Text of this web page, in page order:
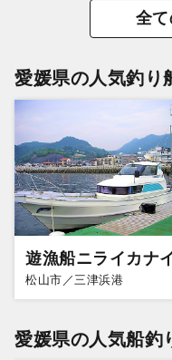
全
愛媛県の人気釣り
遊漁船ニライカナ
松山市／三津浜港
愛媛県の人気船釣